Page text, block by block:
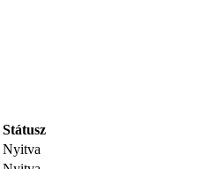
Státusz
Nyitva